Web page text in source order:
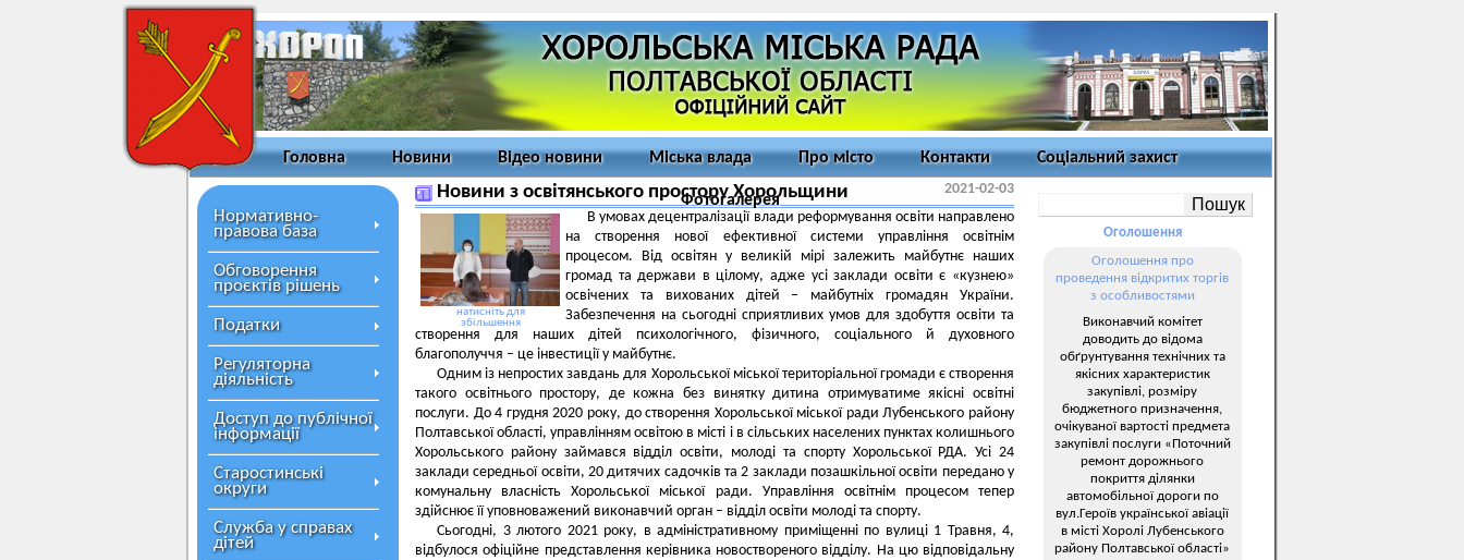
Головна Новини Відео новини Міська влада Про місто Контакти Соціальний захист
Фотогалерея
Нормативно-
правова база
Обговорення
проєктів рішень
Податки
Регуляторна
діяльність
Доступ до публічної
інформації
Старостинські
округи
Служба у справах
дітей
Новини з освітянського простору Хорольщини 2021-02-03
натисніть для
збільшення
В умовах децентралізації влади реформування освіти направлено
на створення нової ефективної системи управління освітнім
процесом. Від освітян у великій мірі залежить майбутнє наших
громад та держави в цілому, адже усі заклади освіти є «кузнею»
освічених та вихованих дітей – майбутніх громадян України.
Забезпечення на сьогодні сприятливих умов для здобуття освіти та
створення для наших дітей психологічного, фізичного, соціального й духовного
благополуччя – це інвестиції у майбутнє.
Одним із непростих завдань для Хорольської міської територіальної громади є створення
такого освітнього простору, де кожна без винятку дитина отримуватиме якісні освітні
послуги. До 4 грудня 2020 року, до створення Хорольської міської ради Лубенського району
Полтавської області, управлінням освітою в місті і в сільських населених пунктах колишнього
Хорольського району займався відділ освіти, молоді та спорту Хорольської РДА. Усі 24
заклади середньої освіти, 20 дитячих садочків та 2 заклади позашкільної освіти передано у
комунальну власність Хорольської міської ради. Управління освітнім процесом тепер
здійснює її уповноважений виконавчий орган – відділ освіти молоді та спорту.
Сьогодні, 3 лютого 2021 року, в адміністративному приміщенні по вулиці 1 Травня, 4,
відбулося офіційне представлення керівника новоствореного відділу. На цю відповідальну
Оголошення
Оголошення про
проведення відкритих торгів
з особливостями
Виконавчий комітет
доводить до відома
обґрунтування технічних та
якісних характеристик
закупівлі, розміру
бюджетного призначення,
очікуваної вартості предмета
закупівлі послуги «Поточний
ремонт дорожнього
покриття ділянки
автомобільної дороги по
вул.Героїв української авіації
в місті Хоролі Лубенського
району Полтавської області»